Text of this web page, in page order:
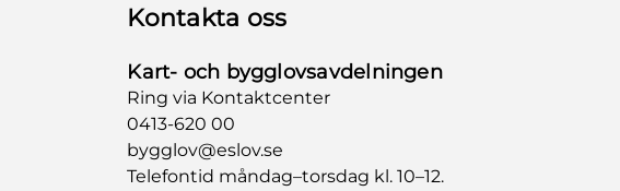
Kontakta oss
Kart- och bygglovsavdelningen
Ring via Kontaktcenter
0413-620 00
bygglov@eslov.se
Telefontid måndag–torsdag kl. 10–12.